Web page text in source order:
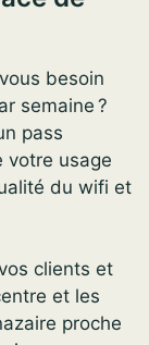
besoin
semaine ?
pass
votre usage
du wifi et
clients et
et les
proche